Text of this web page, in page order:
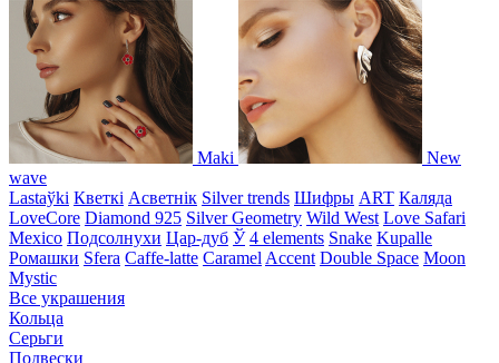
Maki
New
wave
Lastaўki Кветкі Асветнiк Silver trends Шифры ART Каляда
LoveCore Diamond 925 Silver Geometry Wild West Love Safari
Mexico Подсолнухи Цар-дуб Ў 4 elements Snake Kupalle
Ромашки Sfera Caffe-latte Caramel Accent Double Space Moon
Mystic
Все украшения
Кольца
Серьги
Подвески